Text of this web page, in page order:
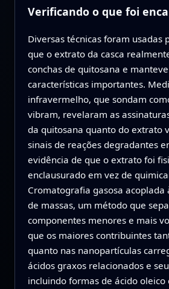
Verificando o que foi
Diversas técnicas foram usadas
que o extrato da casca
conchas de quitosana e
características importantes.
infravermelho, que sondam
vibram, revelaram as
da quitosana quanto do extrato
sinais de reações degradantes
evidência de que o extrato foi
enclausurado em vez de
Cromatografia gasosa acoplada
de massas, um método que
componentes menores e mais
que os maiores contribuintes
quanto nas nanopartículas
ácidos graxos relacionados e
incluindo formas de ácido oleico